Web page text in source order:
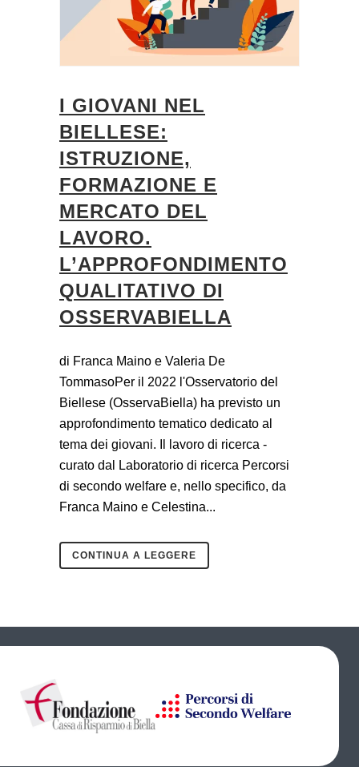
I GIOVANI NEL
BIELLESE:
ISTRUZIONE,
FORMAZIONE E
MERCATO DEL
LAVORO.
L’APPROFONDIMENTO
QUALITATIVO DI
OSSERVABIELLA
di Franca Maino e Valeria De
TommasoPer il 2022 l'Osservatorio del
Biellese (OsservaBiella) ha previsto un
approfondimento tematico dedicato al
tema dei giovani. Il lavoro di ricerca -
curato dal Laboratorio di ricerca Percorsi
di secondo welfare e, nello specifico, da
Franca Maino e Celestina...
CONTINUA A LEGGERE